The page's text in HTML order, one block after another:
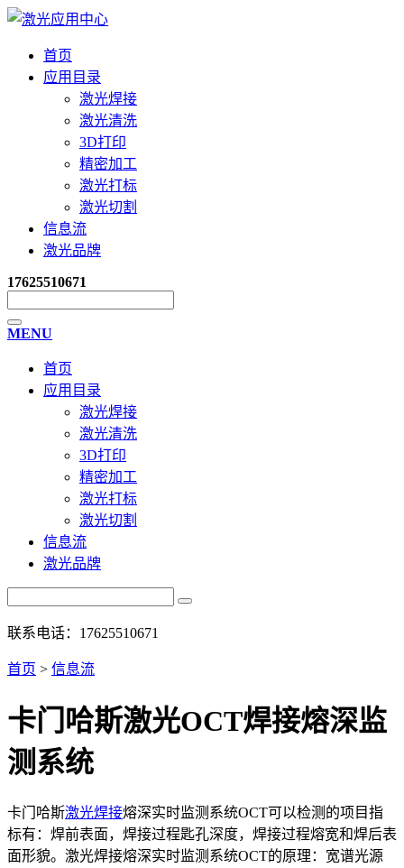
首页
应用目录
激光焊接
激光清洗
3D打印
精密加工
激光打标
激光切割
信息流
激光品牌
17625510671
MENU
首页
应用目录
激光焊接
激光清洗
3D打印
精密加工
激光打标
激光切割
信息流
激光品牌
联系电话：17625510671
首页 > 信息流
卡门哈斯激光OCT焊接熔深监
测系统
卡门哈斯激光焊接熔深实时监测系统OCT可以检测的项目指
标有：焊前表面，焊接过程匙孔深度，焊接过程熔宽和焊后表
面形貌。激光焊接熔深实时监测系统OCT的原理：宽谱光源